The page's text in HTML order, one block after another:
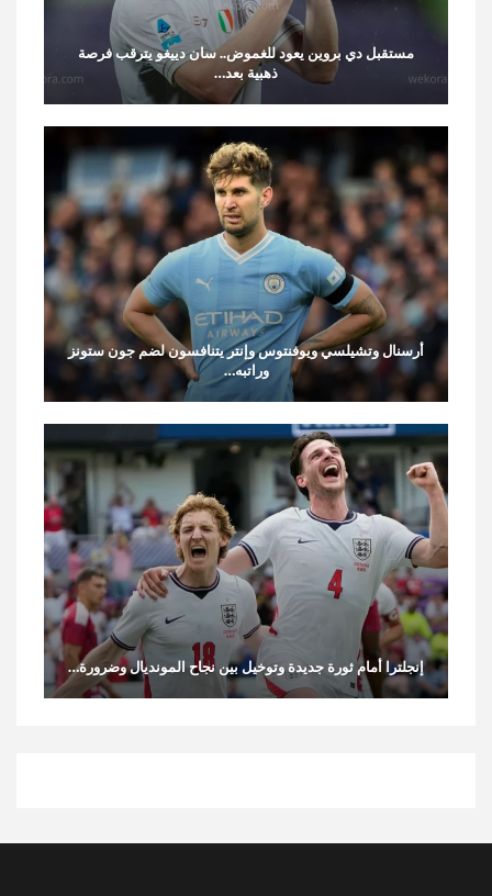
مستقبل دي بروين يعود للغموض.. سان دييغو يترقب فرصة
ذهبية بعد…
أرسنال وتشيلسي ويوفنتوس وإنتر يتنافسون لضم جون ستونز
وراتبه…
إنجلترا أمام ثورة جديدة وتوخيل بين نجاح المونديال وضرورة…